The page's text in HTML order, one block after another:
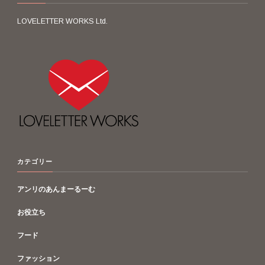
LOVELETTER WORKS Ltd.
カテゴリー
アンリのあんまーるーむ
お役立ち
フード
ファッション